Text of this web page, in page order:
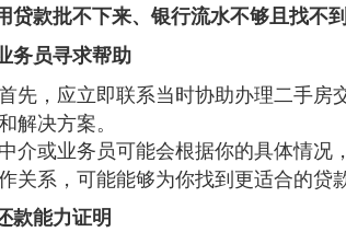
贷款批不下来、银行流水不够且找不
务员寻求帮助
首先，应立即联系当时协助办理二手
解决方案。
中介或业务员可能会根据你的具体情
关系，可能能够为你找到更适合的贷
款能力证明